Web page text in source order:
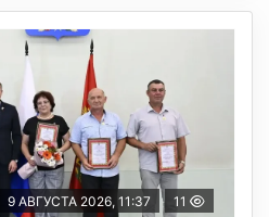
9 АВГУСТА 2026, 11:37 11